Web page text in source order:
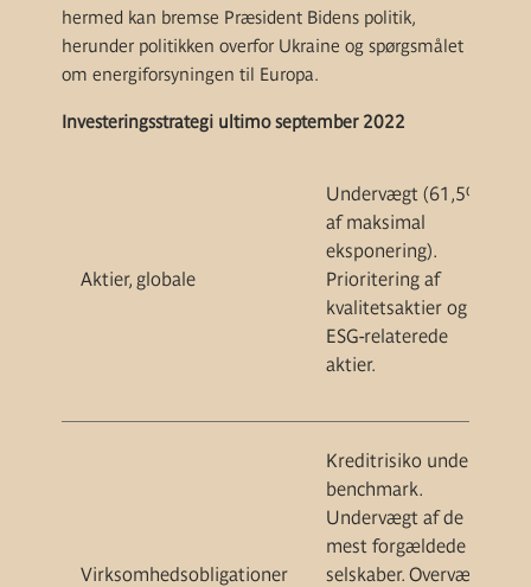
hermed kan bremse Præsident Bidens politik,
herunder politikken overfor Ukraine og spørgsmålet
om energiforsyningen til Europa.
Investeringsstrategi ultimo september 2022
Aktier, globale
Undervægt (61,5%
af maksimal
eksponering).
Prioritering af
kvalitetsaktier og
ESG-relaterede
aktier.
Virksomhedsobligationer
Kreditrisiko under
benchmark.
Undervægt af de
mest forgældede
selskaber. Overvægt